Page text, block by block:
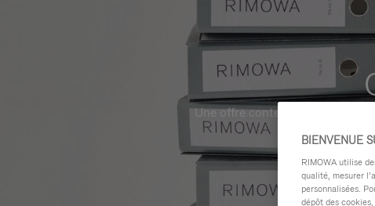
Une offre contemporaine,
BIENVENUE
RIMOWA utilise
qualité, mesurer
personnalisées.
dépôt des